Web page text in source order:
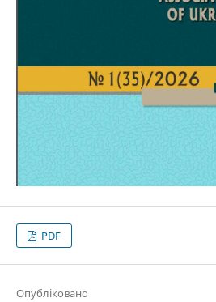
PDF
Опубліковано